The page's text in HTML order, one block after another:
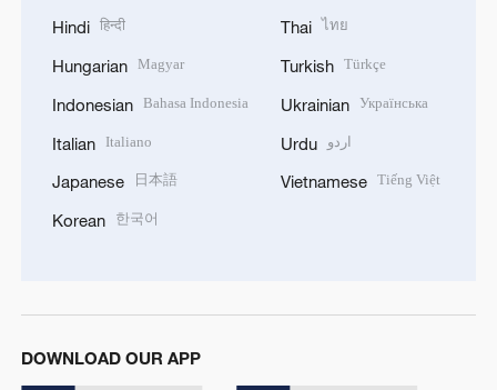
Hindi हिन्दी
Hungarian Magyar
Indonesian Bahasa Indonesia
Italian Italiano
Japanese 日本語
Korean 한국어
Thai ไทย
Turkish Türkçe
Ukrainian Українська
Urdu اردو
Vietnamese Tiếng Việt
DOWNLOAD OUR APP